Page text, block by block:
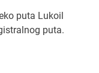
puta Lukoil
puta.